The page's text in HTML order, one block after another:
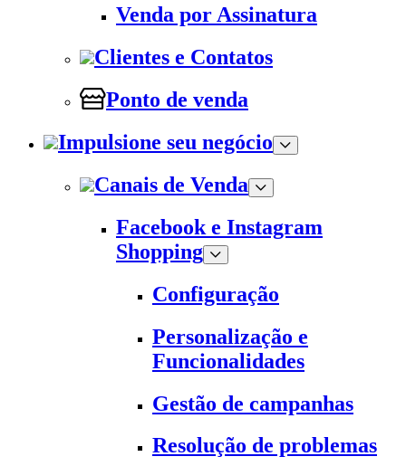
Venda por Assinatura
Clientes e Contatos
Ponto de venda
Impulsione seu negócio
Canais de Venda
Facebook e Instagram
Shopping
Configuração
Personalização e
Funcionalidades
Gestão de campanhas
Resolução de problemas